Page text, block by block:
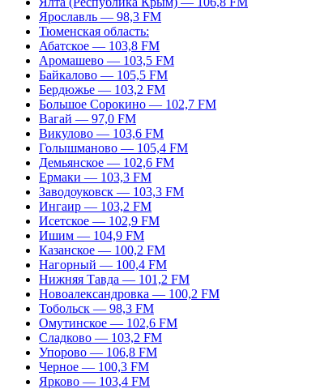
Ярославль — 98,3 FM
Тюменская область:
Абатское — 103,8 FM
Аромашево — 103,5 FM
Байкалово — 105,5 FM
Бердюжье — 103,2 FM
Большое Сорокино — 102,7 FM
Вагай — 97,0 FM
Викулово — 103,6 FM
Голышманово — 105,4 FM
Демьянское — 102,6 FM
Ермаки — 103,3 FM
Заводоуковск — 103,3 FM
Ингаир — 103,2 FM
Исетское — 102,9 FM
Ишим — 104,9 FM
Казанское — 100,2 FM
Нагорный — 100,4 FM
Нижняя Тавда — 101,2 FM
Новоалександровка — 100,2 FM
Тобольск — 98,3 FM
Омутинское — 102,6 FM
Сладково — 103,2 FM
Упорово — 106,8 FM
Черное — 100,3 FM
Ярково — 103,4 FM